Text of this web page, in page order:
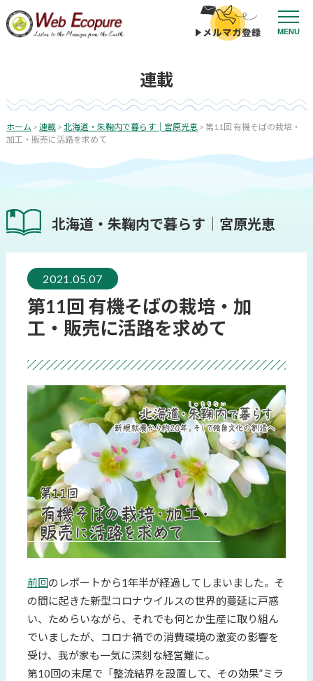
MENU
ン
キ
ッ
プ
連載
ホーム > 連載> 北海道・朱鞠内で暮らす│宮原光恵> 第11回 有機そばの栽培・
加工・販売に活路を求めて
北海道・朱鞠内で暮らす│宮原光恵
2021.05.07
第11回 有機そばの栽培・加
工・販売に活路を求めて
前回のレポートから1年半が経過してしまいました。そ
の間に起きた新型コロナウイルスの世界的蔓延に戸惑
い、ためらいながら、それでも何とか生産に取り組ん
でいましたが、コロナ禍での消費環境の激変の影響を
受け、我が家も一気に深刻な経営難に。
第10回の末尾で「整流結界を設置して、その効果”ミラ
投
稿
ー
シ
ョ
ン